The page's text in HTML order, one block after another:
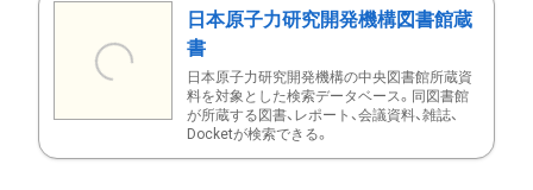
日本原子力研究開発機構図書館蔵
書
日本原子力研究開発機構の中央図書館所蔵資
料を対象とした検索データベース。同図書館
が所蔵する図書、レポート、会議資料、雑誌、
Docketが検索できる。